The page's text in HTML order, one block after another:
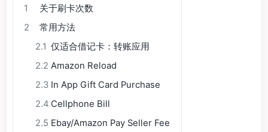
1
关于刷卡次数
2
常用方法
2.1 仅适合借记卡：转账应用
2.2 Amazon Reload
2.3 In App Gift Card Purchase
2.4 Cellphone Bill
2.5 Ebay/Amazon Pay Seller Fee